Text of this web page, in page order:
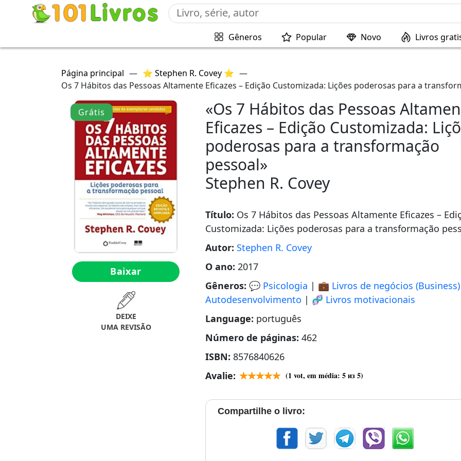
Gêneros Popular Novo Livros
Página principal — ⭐ Stephen R. Covey ⭐ —
Os 7 Hábitos das Pessoas Altamente Eficazes – Edição Customizada: Lições poderosas para a
Grátis
Baixar
DEIXE
UMA REVISÃO
«Os 7 Hábitos das Pessoas
Eficazes – Edição Customizada:
poderosas para a transformação
pessoal»
Stephen R. Covey
Título: Os 7 Hábitos das Pessoas Altamente Eficazes –
Customizada: Lições poderosas para a transformação
Autor: Stephen R. Covey
O ano: 2017
Gêneros: 💬 Psicologia | 💼 Livros de negócios (Business)
Autodesenvolvimento | 🧬 Livros motivacionais
Language: português
Número de páginas: 462
ISBN: 8576840626
Avalie:
(1 vot, em média: 5из 5)
Compartilhe o livro: